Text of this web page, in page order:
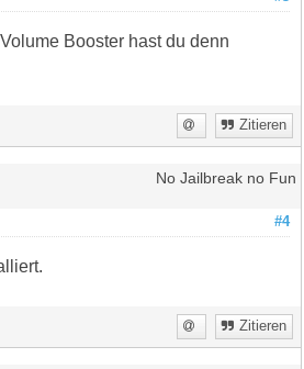
Booster hast du denn
Zitieren
No Jailbreak no Fun
#4
Zitieren